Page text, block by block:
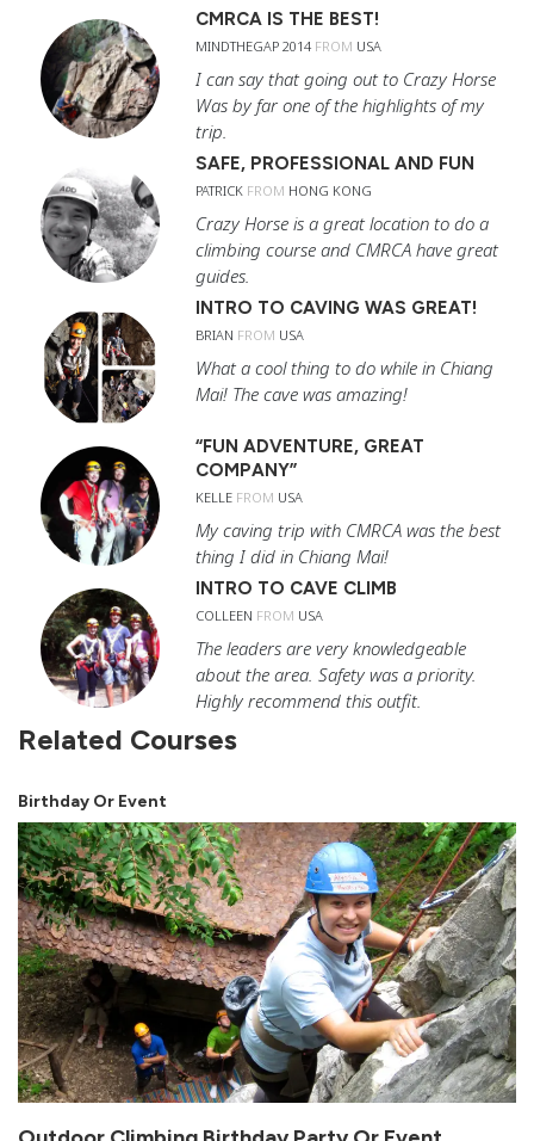
CMRCA IS THE BEST!
MINDTHEGAP 2014 FROM USA
I can say that going out to Crazy Horse
Was by far one of the highlights of my
trip.
SAFE, PROFESSIONAL AND FUN
PATRICK FROM HONG KONG
Crazy Horse is a great location to do a
climbing course and CMRCA have great
guides.
INTRO TO CAVING WAS GREAT!
BRIAN FROM USA
What a cool thing to do while in Chiang
Mai! The cave was amazing!
“FUN ADVENTURE, GREAT
COMPANY”
KELLE FROM USA
My caving trip with CMRCA was the best
thing I did in Chiang Mai!
INTRO TO CAVE CLIMB
COLLEEN FROM USA
The leaders are very knowledgeable
about the area. Safety was a priority.
Highly recommend this outfit.
Related Courses
Birthday Or Event